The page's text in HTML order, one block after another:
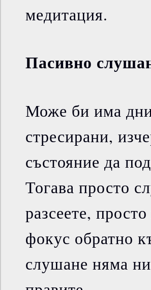
медитация.
Пасивно
Може би има
стресирани,
състояние да
Тогава просто
разсеете,
фокус обратно
слушане няма